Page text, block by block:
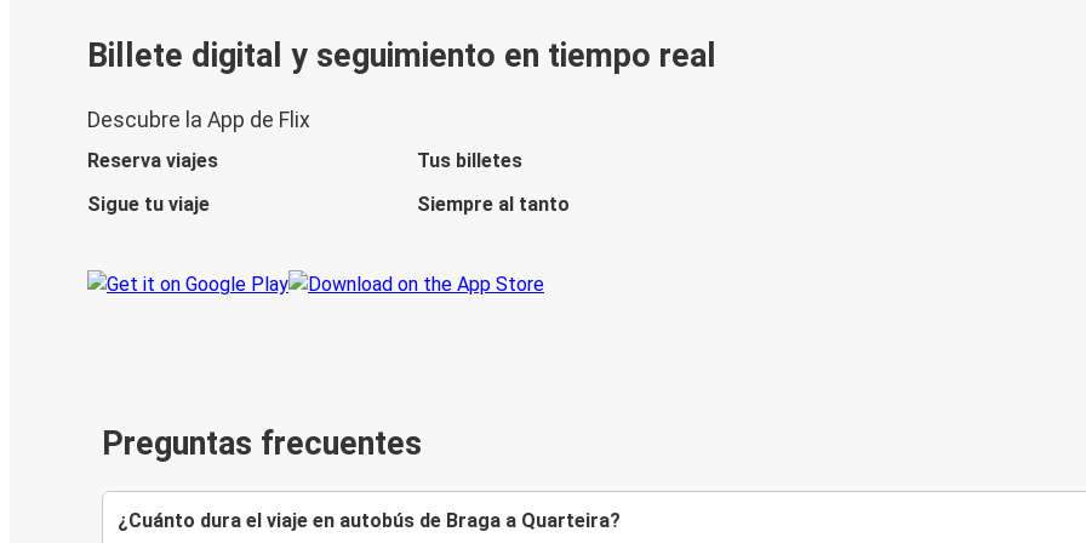
Billete digital y seguimiento en tiempo real
Descubre la App de Flix
Reserva viajes
Tus billetes
Sigue tu viaje
Siempre al tanto
Preguntas frecuentes
¿Cuánto dura el viaje en autobús de Braga a Quarteira?